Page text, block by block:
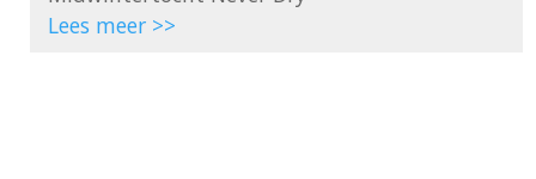
Lees meer >>